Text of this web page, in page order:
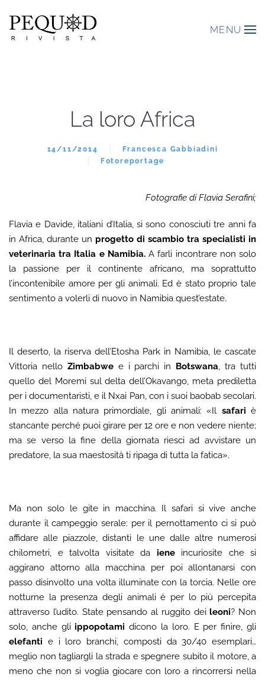
MENU
La loro Africa
14/11/2014
Francesca Gabbiadini
Fotoreportage
Fotografie di Flavia Serafini;
Flavia e Davide, italiani d’Italia, si sono conosciuti tre anni fa
in Africa, durante un progetto di scambio tra specialisti in
veterinaria tra Italia e Namibia.A farli incontrare non solo
la passione per il continente africano, ma soprattutto
l’incontenibile amore per gli animali. Ed è stato proprio tale
sentimento a volerli di nuovo in Namibia quest’estate.
Il deserto, la riserva dell’Etosha Park in Namibia, le cascate
Vittoria nello Zimbabwee i parchi in Botswana, tra tutti
quello del Moremi sul delta dell’Okavango, meta prediletta
per i documentaristi, e il Nxai Pan, con i suoi baobab secolari.
In mezzo alla natura primordiale, gli animali: «Il safari è
stancante perché puoi girare per 12 ore e non vedere niente;
ma se verso la fine della giornata riesci ad avvistare un
predatore, la sua maestosità ti ripaga di tutta la fatica».
Ma non solo le gite in macchina. Il safari si vive anche
durante il campeggio serale: per il pernottamento ci si può
affidare alle piazzole, distanti le une dalle altre numerosi
chilometri, e talvolta visitate da ieneincuriosite che si
aggirano attorno alla macchina per poi allontanarsi con
passo disinvolto una volta illuminate con la torcia. Nelle ore
notturne la presenza degli animali è per lo più percepita
attraverso l’udito. State pensando al ruggito deileoni? Non
solo, anche gli ippopotami dicono la loro. E per finire, gli
elefanti e i loro branchi, composti da 30/40 esemplari…
meglio non tagliargli la strada e spegnere subito il motore, a
meno che non si voglia giocare con loro a rincorrersi nella